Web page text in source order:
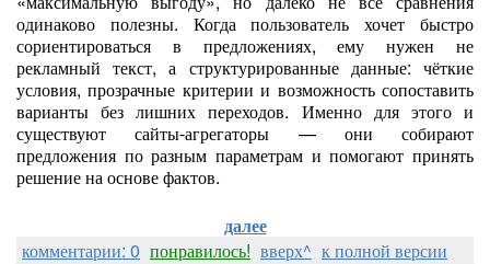
одинаково полезны. Когда пользователь хочет быстро
сориентироваться в предложениях, ему нужен не
рекламный текст, а структурированные данные: чёткие
условия, прозрачные критерии и возможность сопоставить
варианты без лишних переходов. Именно для этого и
существуют сайты-агрегаторы — они собирают
предложения по разным параметрам и помогают принять
решение на основе фактов.
далее
комментарии: 0 понравилось! вверх^ к полной версии